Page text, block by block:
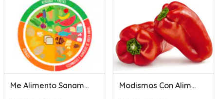
Me Alimento Sanamente Modismos Con Alimentos